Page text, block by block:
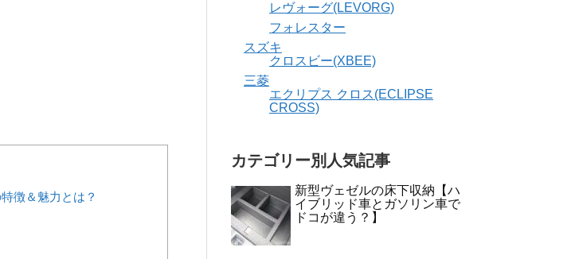
徴＆魅力とは？
レヴォーグ(LEVORG)
フォレスター
スズキ
クロスビー(XBEE)
三菱
エクリプス クロス(ECLIPSE
CROSS)
カテゴリー別人気記事
新型ヴェゼルの床下収納【ハ
イブリッド車とガソリン車で
ドコが違う？】